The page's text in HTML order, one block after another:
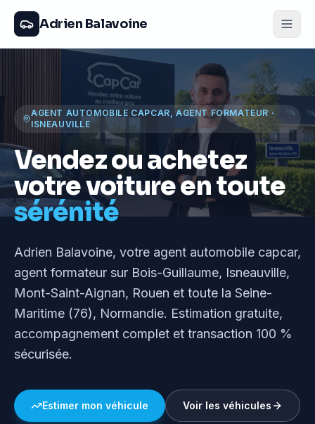
Adrien Balavoine
AGENT AUTOMOBILE CAPCAR, AGENT FORMATEUR ·
ISNEAUVILLE
Vendez ou achetez
votre voiture en toute
sérénité
Adrien Balavoine, votre agent automobile capcar,
agent formateur sur Bois-Guillaume, Isneauville,
Mont-Saint-Aignan, Rouen et toute la Seine-
Maritime (76), Normandie. Estimation gratuite,
accompagnement complet et transaction 100 %
sécurisée.
Estimer mon véhicule Voir les véhicules